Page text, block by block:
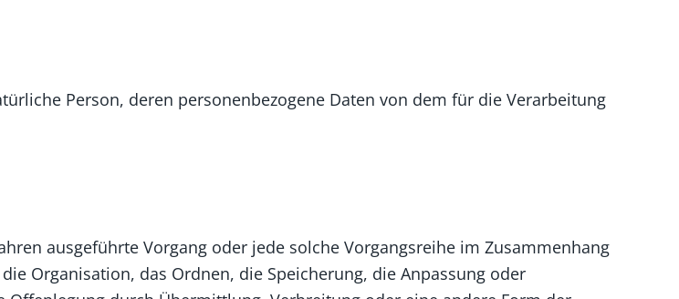
Person, deren personenbezogene Daten von dem für die Verarbeitung
ausgeführte Vorgang oder jede solche Vorgangsreihe im Zusammenhang
Organisation, das Ordnen, die Speicherung, die Anpassung oder